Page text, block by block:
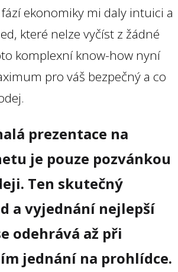
ekonomiky mi daly intuici a
které nelze vyčíst z žádné
komplexní know-how nyní
pro váš bezpečný a co
prezentace na
je pouze pozvánkou
Ten skutečný
a vyjednání nejlepší
odehrává až při
jednání na prohlídce.